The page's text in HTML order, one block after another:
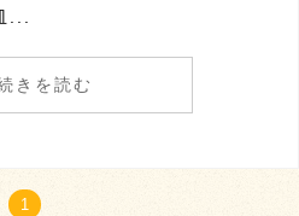
...
きを読む
1